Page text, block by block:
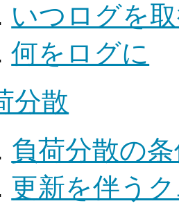
いつログを
何をログに
分散
負荷分散の
更新を伴う